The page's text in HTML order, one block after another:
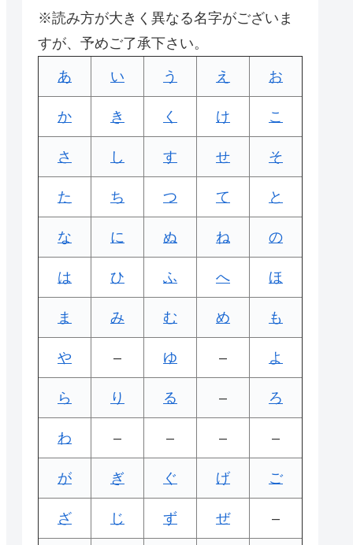
※読み方が大きく異なる名字がございま
すが、予めご了承下さい。
あ い う え お
か き く け こ
さ し す せ そ
た ち つ て と
な に ぬ ね の
は ひ ふ へ ほ
ま み む め も
や – ゆ – よ
ら り る – ろ
わ – – – –
が ぎ ぐ げ ご
ざ じ ず ぜ –